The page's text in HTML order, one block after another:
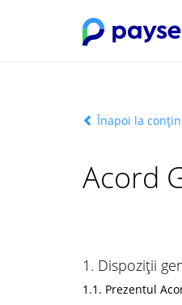
Înapoi la
Acord
1. Dispoziții
1.1. Prezentul